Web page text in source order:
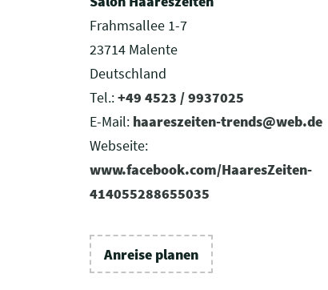
Frahmsallee 1-7
23714 Malente
Deutschland
Tel.:+49 4523 / 9937025
E-Mail: haareszeiten-trends@web.de
Webseite:
www.facebook.com/HaaresZeiten-
414055288655035
Anreise planen